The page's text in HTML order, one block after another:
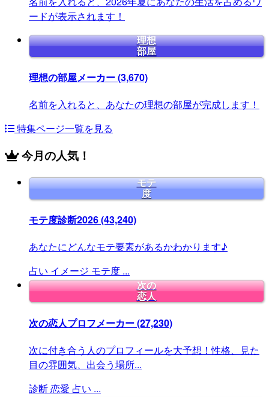
ードが表示されます！
理想
部屋
理想の部屋メーカー(3,670)
名前を入れると、あなたの理想の部屋が完成します！
特集ページ一覧を見る
今月の人気！
モテ
度
モテ度診断2026(43,240)
あなたにどんなモテ要素があるかわかります♪
占い イメージ モテ度 ...
次の
恋人
次の恋人プロフメーカー(27,230)
次に付き合う人のプロフィールを大予想！性格、見た
目の雰囲気、出会う場所...
診断恋愛 占い ...